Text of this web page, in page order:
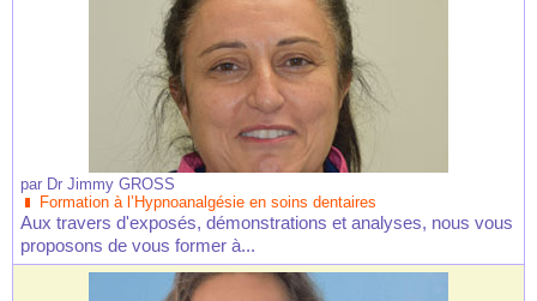
par Dr Jimmy GROSS
Formation à l’Hypnoanalgésie en soins dentaires
Aux travers d'exposés, démonstrations et analyses, nous vous
proposons de vous former à...